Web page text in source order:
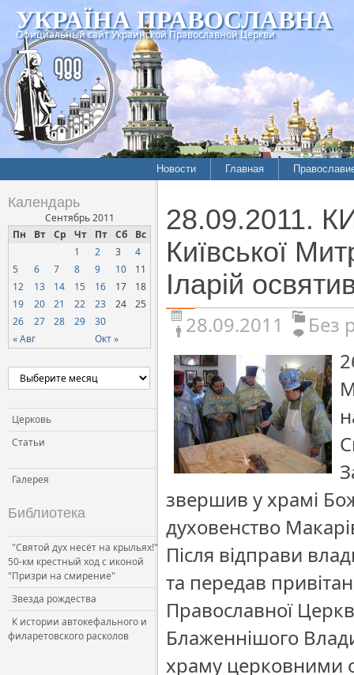
УКРАЇНА ПРАВОСЛАВНА
Официальный сайт Украинской Православной Церкви
Новости Главная
Календарь
Сентябрь 2011
Пн
Вт Ср Чт Пт Сб Вс
« Авг Окт »
1 2 3
4
5
6 7 8 9 10
11
12
13 14 15 16 17
18
19
20 21 22 23 24
25
26
27 28 29 30
Церковь
Статьи
Галерея
Библиотека
"Святой дух несёт на крыльях!"
50-км крестный ход с иконой
"Призри на смирение"
Звезда рождества
К истории автокефального и
филаретовского расколов
28.09.2011.
Київської
Іларій
28.09.2011
Без
звершив у храмі
духовенство
Після відправи
та передав
Православної
Блаженнішого
храму церковними